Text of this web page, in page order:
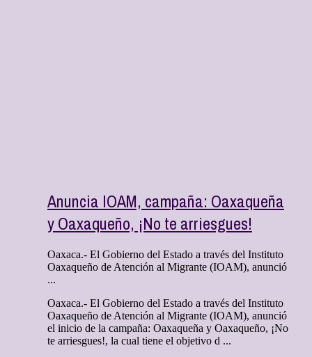
Anuncia IOAM, campaña: Oaxaqueña
y Oaxaqueño, ¡No te arriesgues!
Oaxaca.- El Gobierno del Estado a través del Instituto
Oaxaqueño de Atención al Migrante (IOAM), anunció
...
Oaxaca.- El Gobierno del Estado a través del Instituto
Oaxaqueño de Atención al Migrante (IOAM), anunció
el inicio de la campaña: Oaxaqueña y Oaxaqueño, ¡No
te arriesgues!, la cual tiene el objetivo d ...